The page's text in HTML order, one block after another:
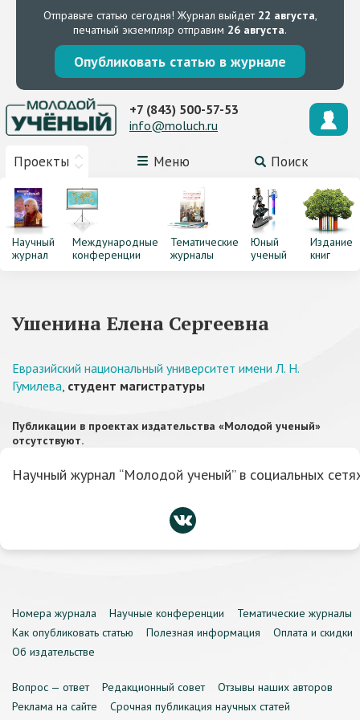
Отправьте статью сегодня! Журнал выйдет 22 августа,
печатный экземпляр отправим 26 августа.
Опубликовать статью в журнале
Проекты Меню Поиск
+7 (843) 500-57-53
info@moluch.ru
Научный
журнал
Международные
конференции
Тематические
журналы
Юный
ученый
Издание
книг
Ушенина Елена Сергеевна
Евразийский национальный университет имени Л. Н.
Гумилева, студент магистратуры
Публикации в проектах издательства «Молодой ученый»
отсутствуют.
Научный журнал “Молодой ученый” в социальных
Номера журнала Научные конференции
Тематические журналы
Как опубликовать статью
Полезная информация
Оплата и скидки
Об издательстве
Вопрос — ответ Редакционный совет
Отзывы наших авторов
Реклама на сайте
Срочная публикация научных статей